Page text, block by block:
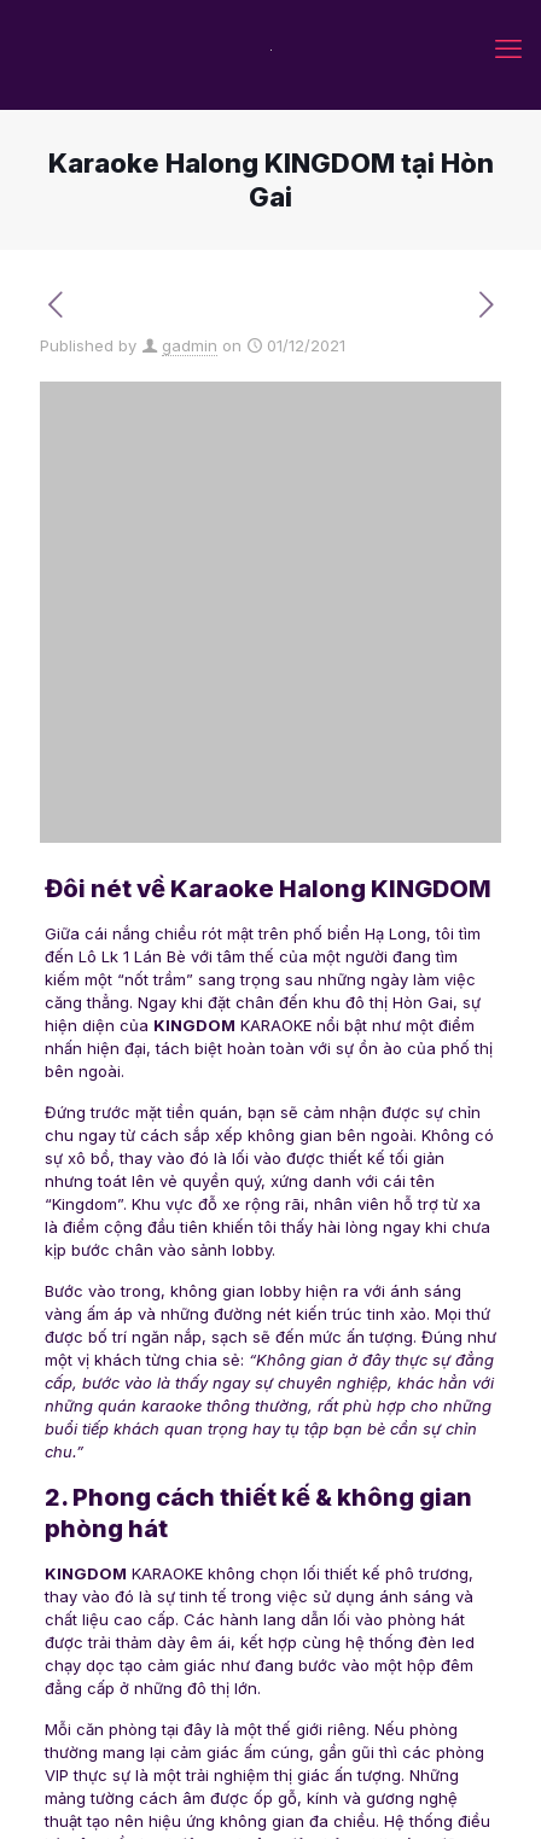
Karaoke Halong KINGDOM tại Hòn
Gai
Published by gadmin on 01/12/2021
Đôi nét về Karaoke Halong KINGDOM
Giữa cái nắng chiều rót mật trên phố biển Hạ Long, tôi tìm
đến Lô Lk 1 Lán Bè với tâm thế của một người đang tìm
kiếm một “nốt trầm” sang trọng sau những ngày làm việc
căng thẳng. Ngay khi đặt chân đến khu đô thị Hòn Gai, sự
hiện diện của KINGDOM KARAOKE nổi bật như một điểm
nhấn hiện đại, tách biệt hoàn toàn với sự ồn ào của phố thị
bên ngoài.
Đứng trước mặt tiền quán, bạn sẽ cảm nhận được sự chỉn
chu ngay từ cách sắp xếp không gian bên ngoài. Không có
sự xô bồ, thay vào đó là lối vào được thiết kế tối giản
nhưng toát lên vẻ quyền quý, xứng danh với cái tên
“Kingdom”. Khu vực đỗ xe rộng rãi, nhân viên hỗ trợ từ xa
là điểm cộng đầu tiên khiến tôi thấy hài lòng ngay khi chưa
kịp bước chân vào sảnh lobby.
Bước vào trong, không gian lobby hiện ra với ánh sáng
vàng ấm áp và những đường nét kiến trúc tinh xảo. Mọi thứ
được bố trí ngăn nắp, sạch sẽ đến mức ấn tượng. Đúng như
một vị khách từng chia sẻ: “Không gian ở đây thực sự đẳng
cấp, bước vào là thấy ngay sự chuyên nghiệp, khác hẳn với
những quán karaoke thông thường, rất phù hợp cho những
buổi tiếp khách quan trọng hay tụ tập bạn bè cần sự chỉn
chu.”
2. Phong cách thiết kế & không gian
phòng hát
KINGDOM KARAOKE không chọn lối thiết kế phô trương,
thay vào đó là sự tinh tế trong việc sử dụng ánh sáng và
chất liệu cao cấp. Các hành lang dẫn lối vào phòng hát
được trải thảm dày êm ái, kết hợp cùng hệ thống đèn led
chạy dọc tạo cảm giác như đang bước vào một hộp đêm
đẳng cấp ở những đô thị lớn.
Mỗi căn phòng tại đây là một thế giới riêng. Nếu phòng
thường mang lại cảm giác ấm cúng, gần gũi thì các phòng
VIP thực sự là một trải nghiệm thị giác ấn tượng. Những
mảng tường cách âm được ốp gỗ, kính và gương nghệ
thuật tạo nên hiệu ứng không gian đa chiều. Hệ thống điều